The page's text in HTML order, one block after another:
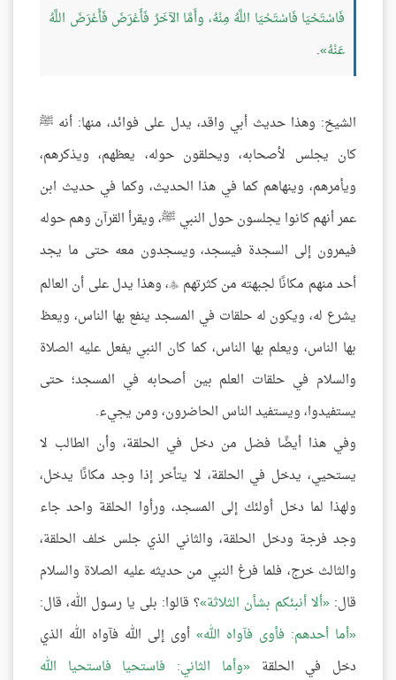
فَاسْتَحْيَا فَاسْتَحْيَا اللَّهُ مِنْهُ، وأَمَّا الآخَرُ فَأَعْرَضَ فَأَعْرَضَ اللَّهُ
عَنْهُ .
الشيخ: وهذا حديث أبي واقد، يدل على فوائد، منها: أنه ﷺ
كان يجلس لأصحابه، ويحلقون حوله، يعظهم، ويذكرهم،
ويأمرهم، وينهاهم كما في هذا الحديث، وكما في حديث ابن
عمر أنهم كانوا يجلسون حول النبي ﷺ، ويقرأ القرآن وهم حوله
فيمرون إلى السجدة فيسجد، ويسجدون معه حتى ما يجد
أحد منهم مكانًا لجبهته من كثرتهم ، وهذا يدل على أن العالم
يشرع له، ويكون له حلقات في المسجد ينفع بها الناس، ويعظ
بها الناس، ويعلم بها الناس، كما كان النبي يفعل عليه الصلاة
والسلام في حلقات العلم بين أصحابه في المسجد؛ حتى
يستفيدوا، ويستفيد الناس الحاضرون، ومن يجيء.
وفي هذا أيضًا فضل من دخل في الحلقة، وأن الطالب لا
يستحيي، يدخل في الحلقة، لا يتأخر إذا وجد مكانًا يدخل،
ولهذا لما دخل أولئك إلى المسجد، ورأوا الحلقة واحد جاء
وجد فرجة ودخل الحلقة، والثاني الذي جلس خلف الحلقة،
والثالث خرج، فلما فرغ النبي من حديثه عليه الصلاة والسلام
قال: ألا أنبئكم بشأن الثلاثة ؟ قالوا: بلى يا رسول الله، قال:
أما أحدهم: فأوى فآواه الله أوى إلى الله فآواه الله الذي
دخل في الحلقة وأما الثاني: فاستحيا فاستحيا الله